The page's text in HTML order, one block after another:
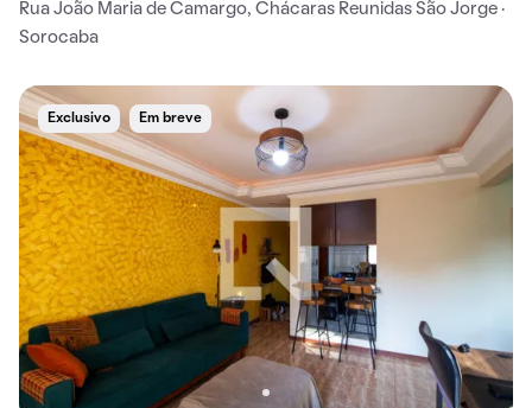
Rua João Maria de Camargo, Chácaras Reunidas São Jorge ·
Sorocaba
Exclusivo Em breve